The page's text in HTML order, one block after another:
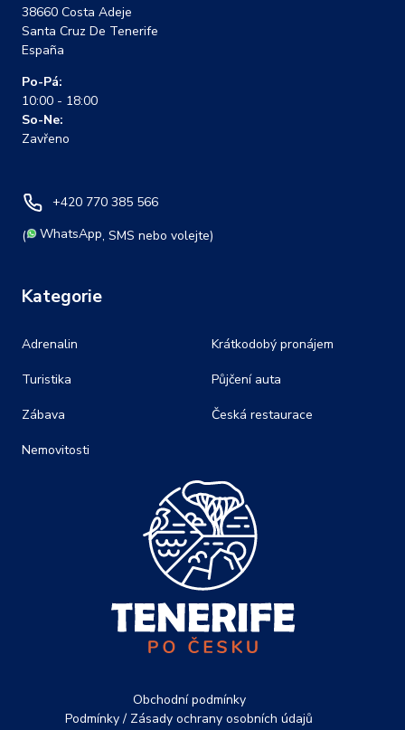
38660 Costa Adeje
Santa Cruz De Tenerife
España
Po-Pá:
10:00 - 18:00
So-Ne:
Zavřeno
+420 770 385 566
(
WhatsApp, SMS nebo volejte)
Kategorie
Adrenalin
Turistika
Zábava
Nemovitosti
Krátkodobý pronájem
Půjčení auta
Česká restaurace
Obchodní podmínky
Podmínky / Zásady ochrany osobních údajů